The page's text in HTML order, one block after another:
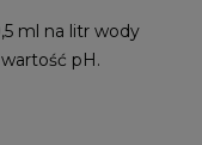
ml na litr wody
pH.